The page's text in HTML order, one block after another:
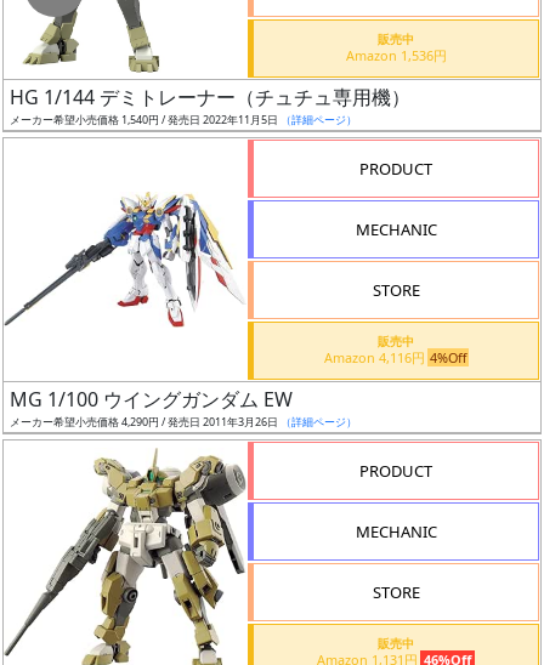
ク
ス
ア
ト
ー
タ
ー
（β）
販売中
Amazon 1,536円
HG 1/144 デミトレーナー（チュチュ専用機）
メーカー希望小売価格 1,540円 / 発売日 2022年11月5日 （詳細ページ）
PRODUCT
MECHANIC
STORE
販売中
Amazon 4,116円 4%Off
MG 1/100 ウイングガンダム EW
メーカー希望小売価格 4,290円 / 発売日 2011年3月26日 （詳細ページ）
PRODUCT
MECHANIC
STORE
販売中
Amazon 1,131円 46%Off